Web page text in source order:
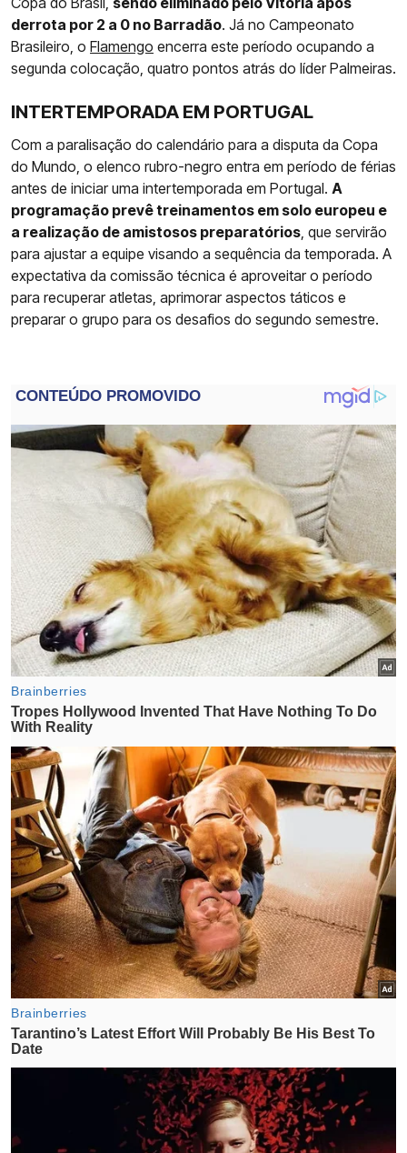
derrota por 2 a 0 no Barradão. Já no Campeonato
Brasileiro, o Flamengo encerra este período ocupando a
segunda colocação, quatro pontos atrás do líder Palmeiras.
INTERTEMPORADA EM PORTUGAL
Com a paralisação do calendário para a disputa da Copa
do Mundo, o elenco rubro-negro entra em período de férias
antes de iniciar uma intertemporada em Portugal. A
programação prevê treinamentos em solo europeu e
a realização de amistosos preparatórios , que servirão
para ajustar a equipe visando a sequência da temporada. A
expectativa da comissão técnica é aproveitar o período
para recuperar atletas, aprimorar aspectos táticos e
preparar o grupo para os desafios do segundo semestre.